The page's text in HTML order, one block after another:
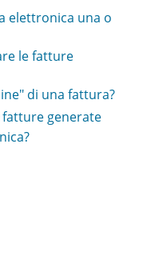
elettronica una o
le fatture
di una fattura?
fatture generate